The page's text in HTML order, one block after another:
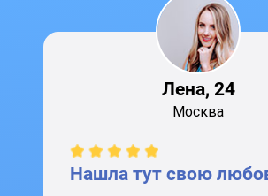
Лена, 24
Москва
Нашла тут свою